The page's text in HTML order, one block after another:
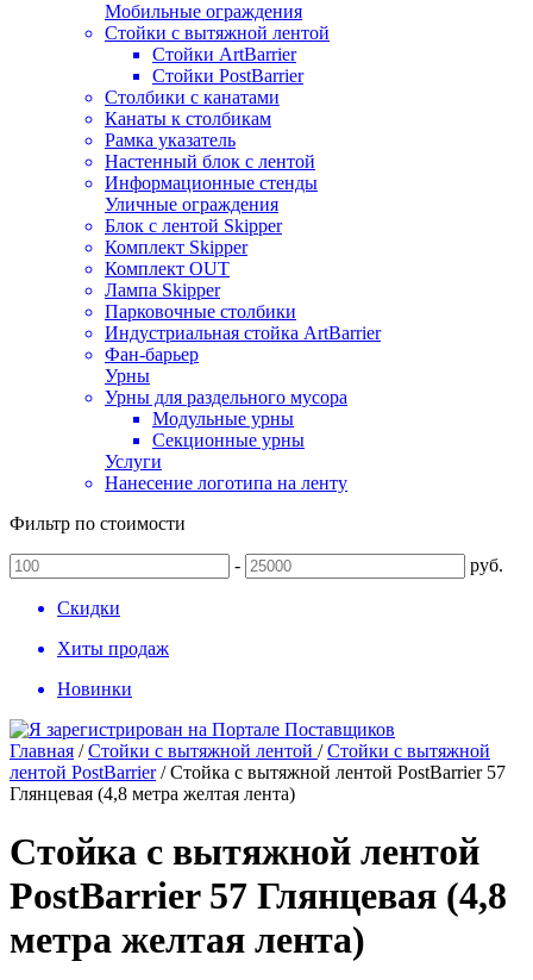
Мобильные ограждения
Стойки с вытяжной лентой
Стойки ArtBarrier
Стойки PostBarrier
Столбики с канатами
Канаты к столбикам
Рамка указатель
Настенный блок с лентой
Информационные стенды
Уличные ограждения
Блок с лентой Skipper
Комплект Skipper
Комплект OUT
Лампа Skipper
Парковочные столбики
Индустриальная стойка ArtBarrier
Фан-барьер
Урны
Урны для раздельного мусора
Модульные урны
Секционные урны
Услуги
Нанесение логотипа на ленту
Фильтр по стоимости
- руб.
Скидки
Хиты продаж
Новинки
Главная /Стойки с вытяжной лентой /Стойки с вытяжной
лентой PostBarrier/Стойка с вытяжной лентой PostBarrier 57
Глянцевая (4,8 метра желтая лента)
Стойка с вытяжной лентой
PostBarrier 57 Глянцевая (4,8
метра желтая лента)